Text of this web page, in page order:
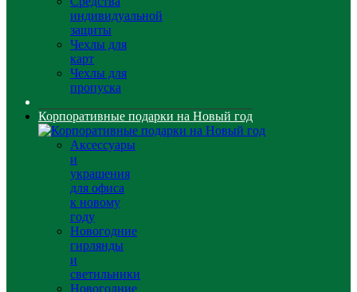
индивидуальной
защиты
Чехлы для
карт
Чехлы для
пропуска
Корпоративные подарки на Новый год
Аксессуары
и
украшения
для офиса
к новому
году
Новогодние
гирлянды
и
светильники
Новогодние